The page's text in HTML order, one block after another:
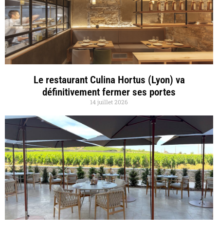
Le restaurant Culina Hortus (Lyon) va
définitivement fermer ses portes
14 juillet 2026